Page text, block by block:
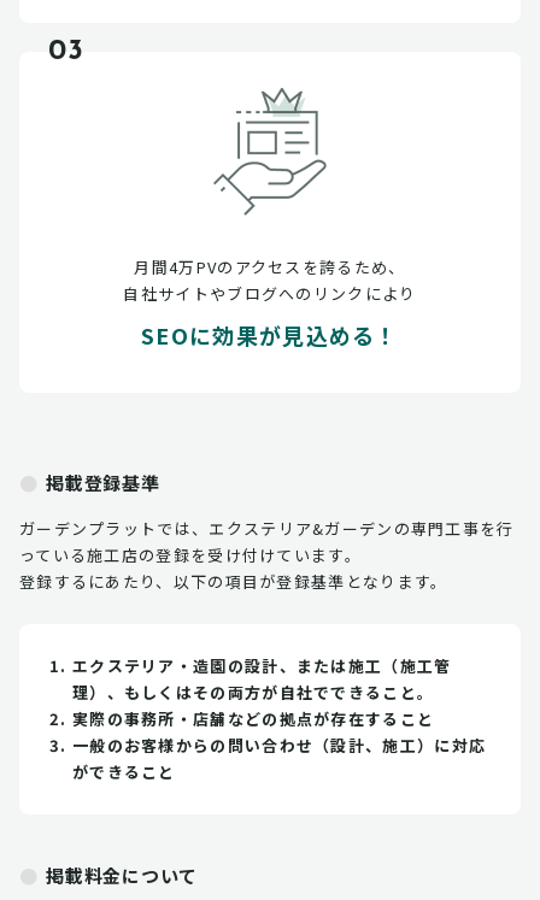
03
月間4万PVのアクセスを誇るため、
自社サイトやブログへのリンクにより
SEOに効果が見込める！
掲載登録基準
ガーデンプラットでは、エクステリア&ガーデンの専門工事を行
っている施工店の登録を受け付けています。
登録するにあたり、以下の項目が登録基準となります。
エクステリア・造園の設計、または施工（施工管
理）、もしくはその両方が自社でできること。
実際の事務所・店舗などの拠点が存在すること
一般のお客様からの問い合わせ（設計、施工）に対応
ができること
掲載料金について